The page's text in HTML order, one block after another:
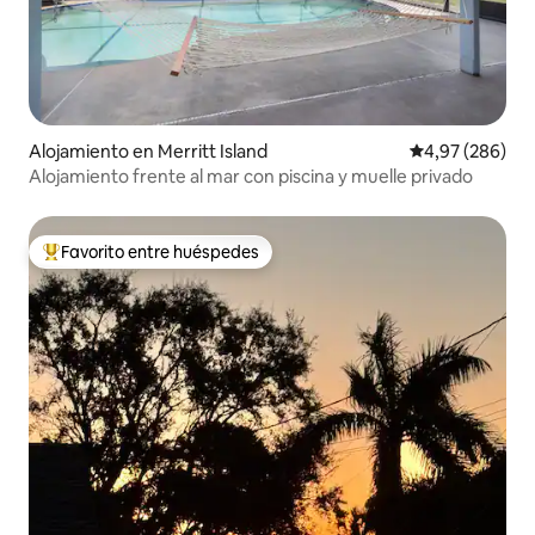
Alojamiento en Merritt Island Calificación
4,97 (286)
Alojamiento frente al mar con piscina y muelle privado
Favorito entre los huéspedes más destacados
Favorito entre huéspedes